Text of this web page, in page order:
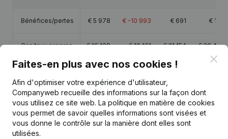
Bénéfices/pertes € 5 978 € -10 993 € 691 € 197
Capitaux propres €16 139 €10 161 €21 154 €20 463
Publications
Faites-en plus avec nos cookies !
Afin d'optimiser votre expérience d'utilisateur,
Companyweb recueille des informations sur la façon dont
vous utilisez ce site web. La politique en matière de cookies
vous permet de savoir quelles informations sont visées et
vous donne le contrôle sur la manière dont elles sont
utilisées.